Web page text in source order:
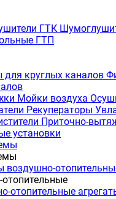
ГТК
ГТП
для круглых каналов
Мойки воздуха
Рекуператоры
Приточно-
установки
воздушно-
отопительные